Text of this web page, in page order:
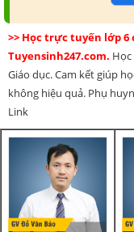
>> Học trực tuyến lớp
Tuyensinh247.com.
Giáo dục. Cam kết giúp
không hiệu quả. Phụ
Link